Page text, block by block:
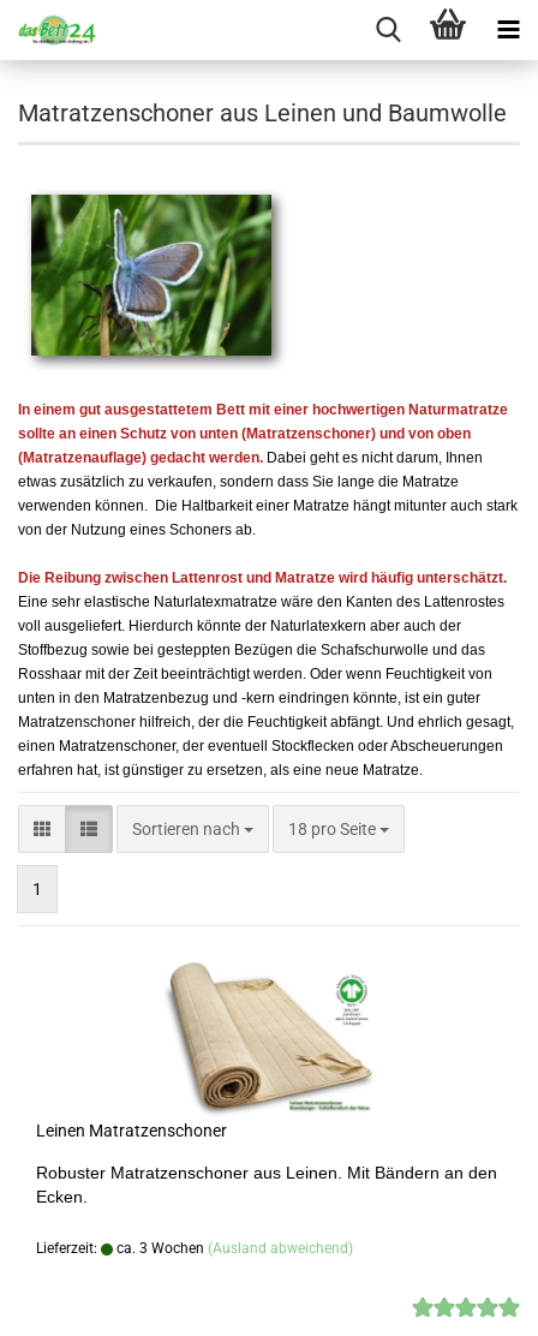
Matratzenschoner aus Leinen und Baumwolle
In einem gut ausgestattetem Bett mit einer hochwertigen Naturmatratze
sollte an einen Schutz von unten (Matratzenschoner) und von oben
(Matratzenauflage) gedacht werden. Dabei geht es nicht darum, Ihnen
etwas zusätzlich zu verkaufen, sondern dass Sie lange die Matratze
verwenden können. Die Haltbarkeit einer Matratze hängt mitunter auch stark
von der Nutzung eines Schoners ab.
Die Reibung zwischen Lattenrost und Matratze wird häufig unterschätzt.
Eine sehr elastische Naturlatexmatratze wäre den Kanten des Lattenrostes
voll ausgeliefert. Hierdurch könnte der Naturlatexkern aber auch der
Stoffbezug sowie bei gesteppten Bezügen die Schafschurwolle und das
Rosshaar mit der Zeit beeinträchtigt werden. Oder wenn Feuchtigkeit von
unten in den Matratzenbezug und -kern eindringen könnte, ist ein guter
Matratzenschoner hilfreich, der die Feuchtigkeit abfängt. Und ehrlich gesagt,
einen Matratzenschoner, der eventuell Stockflecken oder Abscheuerungen
erfahren hat, ist günstiger zu ersetzen, als eine neue Matratze.
Sortieren nach
Sortieren nach 18 pro Seite
pro Seite
1
Leinen Matratzenschoner
Robuster Matratzenschoner aus Leinen. Mit Bändern an den
Ecken.
Lieferzeit: ca. 3 Wochen (Ausland abweichend)